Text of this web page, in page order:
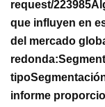
request/223985
que influyen en
del mercado
redonda:
tipo
informe